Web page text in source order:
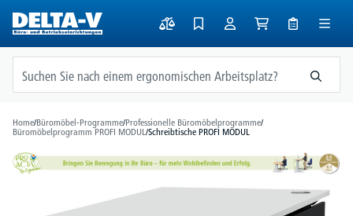
springen
Home/Büromöbel-Programme/Professionelle Büromöbelprogramme/
Büromöbelprogramm PROFI MODUL/Schreibtische PROFI MODUL